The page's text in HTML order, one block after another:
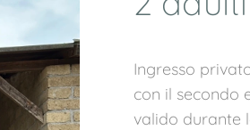
Ingresso
con il secondo
valido durante